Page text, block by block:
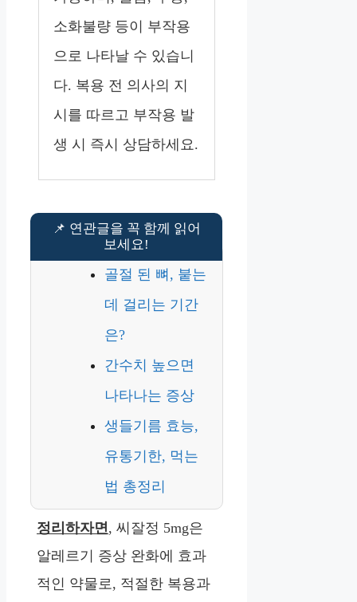
소화불량 등이 부작용
으로 나타날 수 있습니
다. 복용 전 의사의 지
시를 따르고 부작용 발
생 시 즉시 상담하세요.
골절 된 뼈, 붙는
데 걸리는 기간
은?
간수치 높으면
나타나는 증상
생들기름 효능,
유통기한, 먹는
법 총정리
정리하자면, 씨잘정 5mg은
알레르기 증상 완화에 효과
적인 약물로, 적절한 복용과